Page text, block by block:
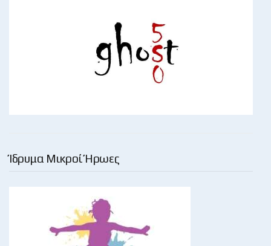
Ίδρυμα Μικροί Ήρωες